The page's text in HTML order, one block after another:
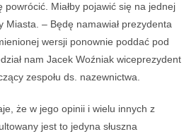
powrócić. Miałby pojawić się na jednej
Miasta. – Będę namawiał prezydenta
wersji ponownie poddać pod
nam Jacek Woźniak wiceprezydent
zespołu ds. nazewnictwa.
że w jego opinii i wielu innych z
jest to jedyna słuszna